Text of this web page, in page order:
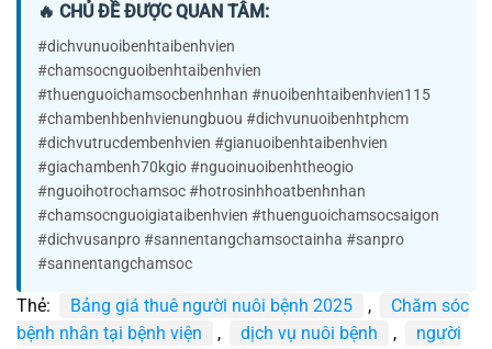
🔥 CHỦ ĐỀ ĐƯỢC QUAN TÂM:
#dichvunuoibenhtaibenhvien
#chamsocnguoibenhtaibenhvien
#thuenguoichamsocbenhnhan #nuoibenhtaibenhvien115
#chambenhbenhvienungbuou #dichvunuoibenhtphcm
#dichvutrucdembenhvien #gianuoibenhtaibenhvien
#giachambenh70kgio #nguoinuoibenhtheogio
#nguoihotrochamsoc #hotrosinhhoatbenhnhan
#chamsocnguoigiataibenhvien #thuenguoichamsocsaigon
#dichvusanpro #sannentangchamsoctainha #sanpro
#sannentangchamsoc
Thẻ: Bảng giá thuê người nuôi bệnh 2025 ,
Chăm sóc
bệnh nhân tại bệnh viện
, dịch vụ nuôi bệnh ,
người